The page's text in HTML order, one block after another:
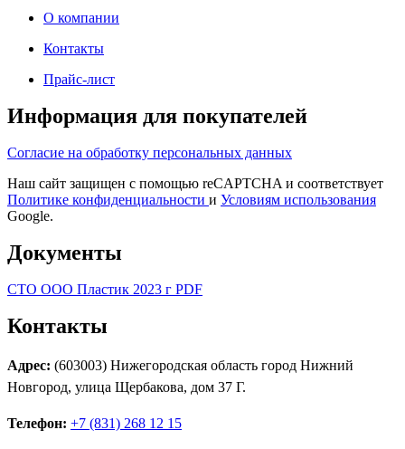
О компании
Контакты
Прайс-лист
Информация для покупателей
Согласие на обработку персональных данных
Наш сайт защищен с помощью reCAPTCHA и соответствует
Политике конфиденциальности и Условиям использования
Google.
Документы
СТО ООО Пластик 2023 г PDF
Контакты
Адрес: (603003) Нижегородская область город Нижний
Новгород, улица Щербакова, дом 37 Г.
Телефон: +7 (831) 268 12 15